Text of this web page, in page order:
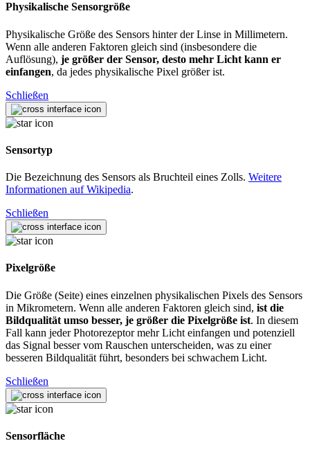
Physikalische Sensorgröße
Physikalische Größe des Sensors hinter der Linse in Millimetern.
Wenn alle anderen Faktoren gleich sind (insbesondere die
Auflösung), je größer der Sensor, desto mehr Licht kann er
einfangen, da jedes physikalische Pixel größer ist.
Schließen
Sensortyp
Die Bezeichnung des Sensors als Bruchteil eines Zolls. Weitere
Informationen auf Wikipedia.
Schließen
Pixelgröße
Die Größe (Seite) eines einzelnen physikalischen Pixels des Sensors
in Mikrometern. Wenn alle anderen Faktoren gleich sind, ist die
Bildqualität umso besser, je größer die Pixelgröße ist. In diesem
Fall kann jeder Photorezeptor mehr Licht einfangen und potenziell
das Signal besser vom Rauschen unterscheiden, was zu einer
besseren Bildqualität führt, besonders bei schwachem Licht.
Schließen
Sensorfläche